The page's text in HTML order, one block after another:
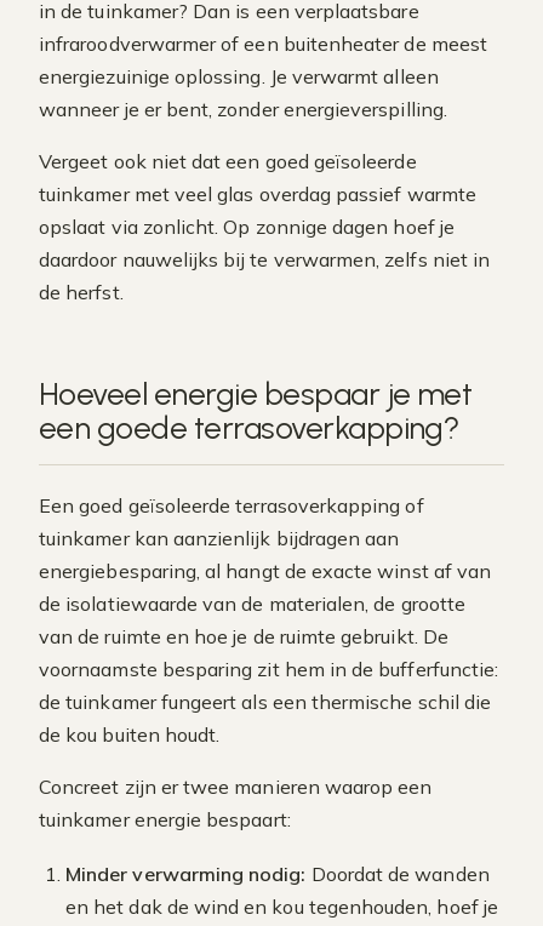
in de tuinkamer? Dan is een verplaatsbare
infraroodverwarmer of een buitenheater de meest
energiezuinige oplossing. Je verwarmt alleen
wanneer je er bent, zonder energieverspilling.
Vergeet ook niet dat een goed geïsoleerde
tuinkamer met veel glas overdag passief warmte
opslaat via zonlicht. Op zonnige dagen hoef je
daardoor nauwelijks bij te verwarmen, zelfs niet in
de herfst.
Hoeveel energie bespaar je met
een goede terrasoverkapping?
Een goed geïsoleerde terrasoverkapping of
tuinkamer kan aanzienlijk bijdragen aan
energiebesparing, al hangt de exacte winst af van
de isolatiewaarde van de materialen, de grootte
van de ruimte en hoe je de ruimte gebruikt. De
voornaamste besparing zit hem in de bufferfunctie:
de tuinkamer fungeert als een thermische schil die
de kou buiten houdt.
Concreet zijn er twee manieren waarop een
tuinkamer energie bespaart:
Minder verwarming nodig: Doordat de wanden
en het dak de wind en kou tegenhouden, hoef je